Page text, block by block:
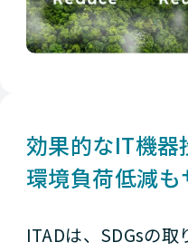
効果的なIT機器
環境負荷低減も
ITADは、SDGsの